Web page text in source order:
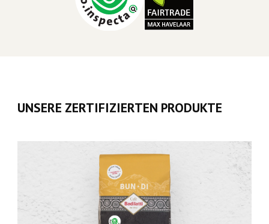
UNSERE ZERTIFIZIERTEN PRODUKTE